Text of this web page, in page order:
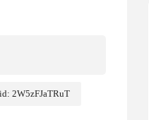
2W5zFJaTRuT